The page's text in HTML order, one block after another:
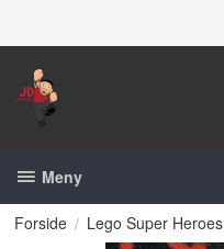
Meny
Forside Lego Super Heroes